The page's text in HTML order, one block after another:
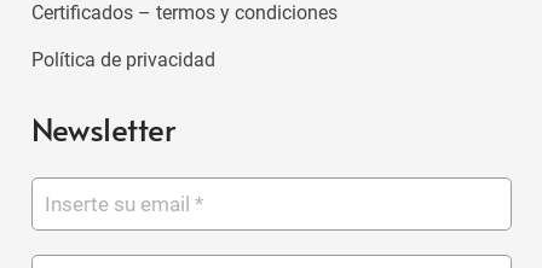
Certificados – termos y condiciones
Política de privacidad
Newsletter